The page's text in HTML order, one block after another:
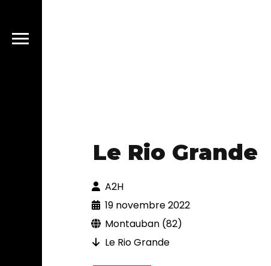
Le Rio Grande
A2H
19 novembre 2022
Montauban (82)
Le Rio Grande